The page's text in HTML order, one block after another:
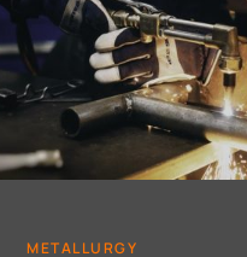
METALLURGY